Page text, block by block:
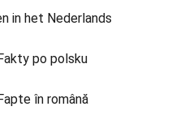
in het Nederlands
po polsku
în română